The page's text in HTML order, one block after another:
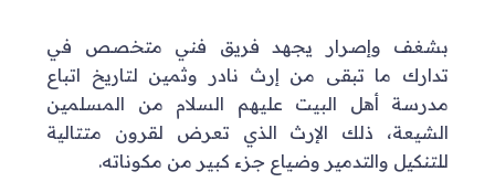
بشغف وإصرار يجهد فريق فني متخصص في
تدارك ما تبقى من إرث نادر وثمين لتاريخ اتباع
مدرسة أهل البيت عليهم السلام من المسلمين
الشيعة، ذلك الإرث الذي تعرض لقرون متتالية
للتنكيل والتدمير وضياع جزء كبير من مكوناته.